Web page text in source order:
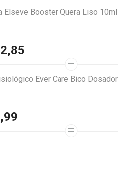
Elseve Booster Quera Liso 10ml
Ever Care Bico